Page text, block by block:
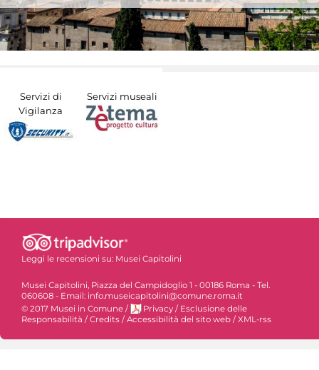
Servizi di
Vigilanza
Servizi museali
Leggi le recensioni su: Musei Capitolini
Musei Capitolini, Piazza del Campidoglio 1 - 00186 Roma - Tel.
060608 - Email: info.museicapitolini@comune.roma.it
© 2017 Musei in Comune / Privacy / Esclusione delle
Responsabilità /Credits /Accessibilità del sito web /XML-rss